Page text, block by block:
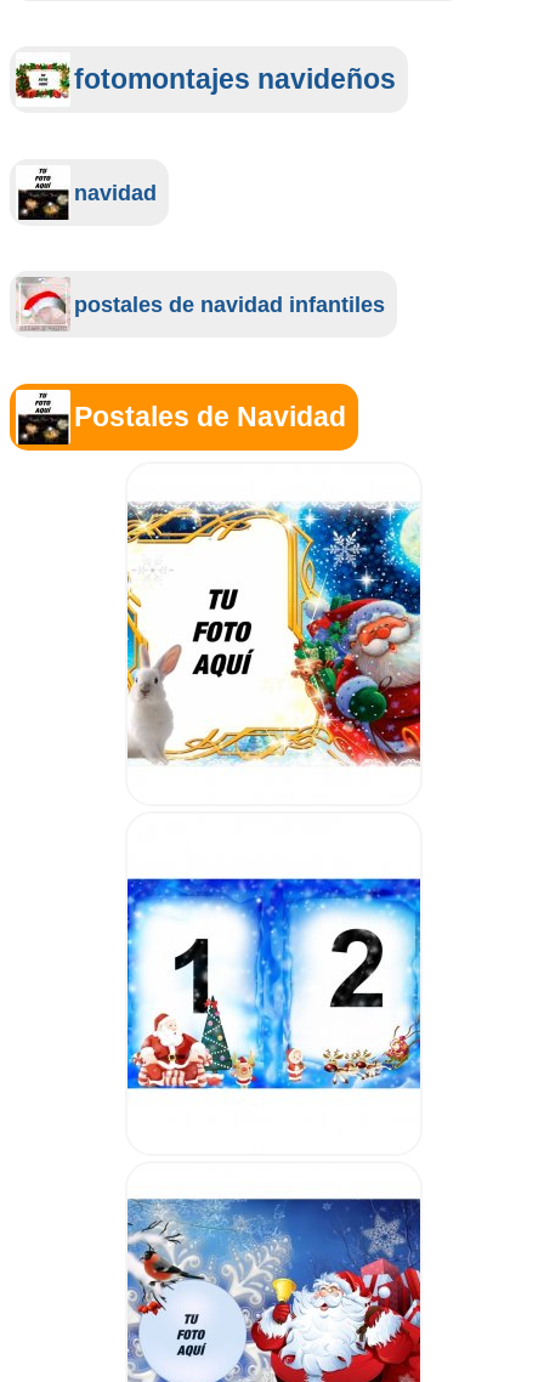
fotomontajes navideños
navidad
postales de navidad infantiles
Postales de Navidad